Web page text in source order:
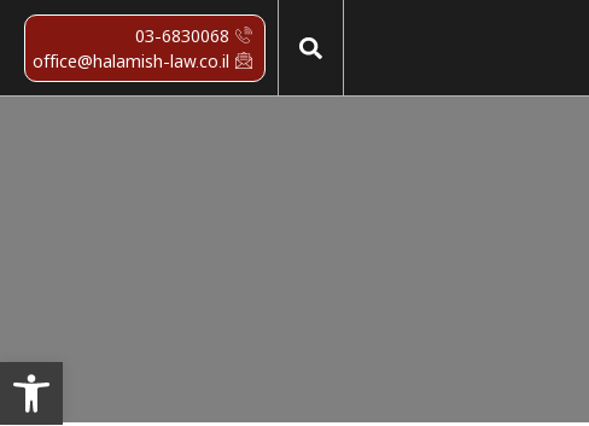
03-6830068
office@halamish-law.co.il
פתח